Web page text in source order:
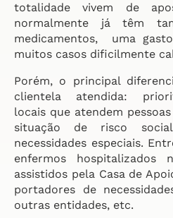
totalidade vivem de
normalmente já têm
medicamentos, uma
muitos casos dificilmente
Porém, o principal
clientela atendida:
locais que atendem
situação de risco
necessidades especiais.
enfermos
assistidos pela Casa de
portadores de
outras entidades, etc.